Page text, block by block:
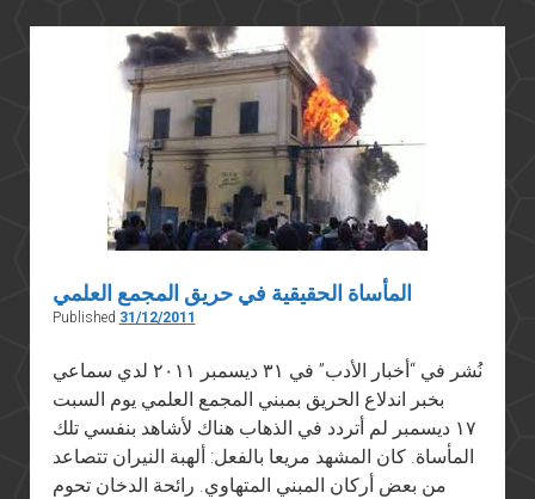
المأساة الحقيقية في حريق المجمع العلمي
Published 31/12/2011
نُشر في “أخبار الأدب” في ٣١ ديسمبر ٢٠١١ لدي سماعي
بخبر اندلاع الحريق بمبني المجمع العلمي يوم السبت
١٧ ديسمبر لم أتردد في الذهاب هناك لأشاهد بنفسي تلك
المأساة. كان المشهد مريعا بالفعل: ألهبة النيران تتصاعد
من بعض أركان المبني المتهاوي. رائحة الدخان تحوم